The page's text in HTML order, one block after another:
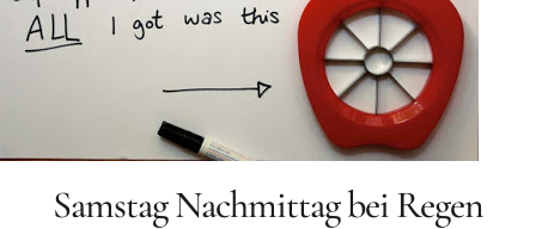
Samstag Nachmittag bei Regen